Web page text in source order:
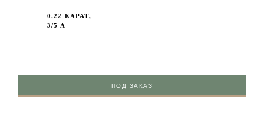
0.22 КАРАТ,
3/5 А
ПОД ЗАКАЗ